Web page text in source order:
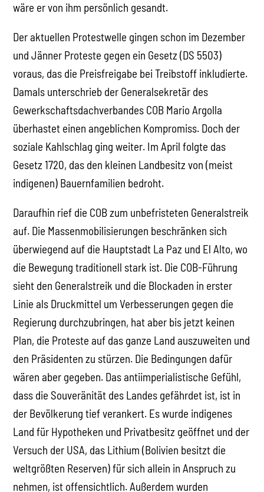
wäre er von ihm persönlich gesandt.
Der aktuellen Protestwelle gingen schon im Dezember
und Jänner Proteste gegen ein Gesetz (DS 5503)
voraus, das die Preisfreigabe bei Treibstoff inkludierte.
Damals unterschrieb der Generalsekretär des
Gewerkschaftsdachverbandes COB Mario Argolla
überhastet einen angeblichen Kompromiss. Doch der
soziale Kahlschlag ging weiter. Im April folgte das
Gesetz 1720, das den kleinen Landbesitz von (meist
indigenen) Bauernfamilien bedroht.
Daraufhin rief die COB zum unbefristeten Generalstreik
auf. Die Massenmobilisierungen beschränken sich
überwiegend auf die Hauptstadt La Paz und El Alto, wo
die Bewegung traditionell stark ist. Die COB-Führung
sieht den Generalstreik und die Blockaden in erster
Linie als Druckmittel um Verbesserungen gegen die
Regierung durchzubringen, hat aber bis jetzt keinen
Plan, die Proteste auf das ganze Land auszuweiten und
den Präsidenten zu stürzen. Die Bedingungen dafür
wären aber gegeben. Das antiimperialistische Gefühl,
dass die Souveränität des Landes gefährdet ist, ist in
der Bevölkerung tief verankert. Es wurde indigenes
Land für Hypotheken und Privatbesitz geöffnet und der
Versuch der USA, das Lithium (Bolivien besitzt die
weltgrößten Reserven) für sich allein in Anspruch zu
nehmen, ist offensichtlich. Außerdem wurden